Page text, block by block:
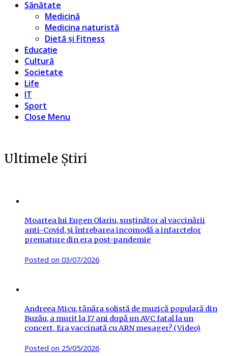
Sănătate
Medicină
Medicina naturistă
Dietă și Fitness
Educație
Cultură
Societate
Life
IT
Sport
Close Menu
Ultimele Știri
Moartea lui Eugen Olariu, susținător al vaccinării
anti-Covid, și întrebarea incomodă a infarctelor
premature din era post-pandemie
Posted on 03/07/2026
Andreea Micu, tânăra solistă de muzică populară din
Buzău, a murit la 17 ani după un AVC fatal la un
concert. Era vaccinată cu ARN mesager? (Video)
Posted on 25/05/2026